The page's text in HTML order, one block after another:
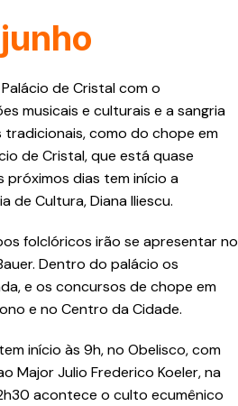
de Cristal com o
musicais e culturais e a sangria
como do chope em
de Cristal, que está quase
próximos dias tem início a
de Cultura, Diana Iliescu.
folclóricos irão se apresentar no
Dentro do palácio os
e os concursos de chope em
e no Centro da Cidade.
início às 9h, no Obelisco, com
Major Julio Frederico Koeler, na
acontece o culto ecumênico